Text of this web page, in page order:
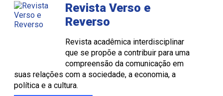
Revista Verso e
Reverso
Revista acadêmica interdisciplinar
que se propõe a contribuir para uma
compreensão da comunicação em
suas relações com a sociedade, a economia, a
política e a cultura.